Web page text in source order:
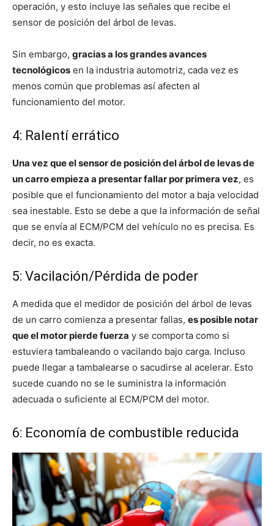
operación, y esto incluye las señales que recibe el
sensor de posición del árbol de levas.
Sin embargo, gracias a los grandes avances
tecnológicos en la industria automotriz, cada vez es
menos común que problemas así afecten al
funcionamiento del motor.
4: Ralentí errático
Una vez que el sensor de posición del árbol de levas de
un carro empieza a presentar fallar por primera vez, es
posible que el funcionamiento del motor a baja velocidad
sea inestable. Esto se debe a que la información de señal
que se envía al ECM/PCM del vehículo no es precisa. Es
decir, no es exacta.
5: Vacilación/Pérdida de poder
A medida que el medidor de posición del árbol de levas
de un carro comienza a presentar fallas, es posible notar
que el motor pierde fuerza y se comporta como si
estuviera tambaleando o vacilando bajo carga. Incluso
puede llegar a tambalearse o sacudirse al acelerar. Esto
sucede cuando no se le suministra la información
adecuada o suficiente al ECM/PCM del motor.
6: Economía de combustible reducida